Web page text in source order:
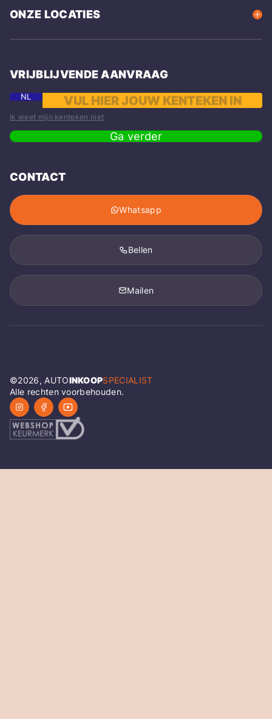
ONZE LOCATIES
VRIJBLIJVENDE AANVRAAG
NL
Ik weet mijn kenteken niet
Ga verder
CONTACT
Whatsapp
Bellen
Mailen
©2026, AUTOINKOOPSPECIALIST
Alle rechten voorbehouden.